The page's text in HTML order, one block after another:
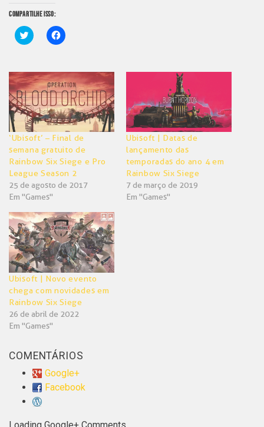
COMPARTILHE ISSO:
Clique
para
em
nova
janela)
Clique
para
em
nova
janela)
‘Ubisoft’ – Final de
semana gratuito de
Rainbow Six Siege e Pro
League Season 2
25 de agosto de 2017
Em "Games"
Ubisoft | Datas de
lançamento das
temporadas do ano 4 em
Rainbow Six Siege
7 de março de 2019
Em "Games"
Ubisoft | Novo evento
chega com novidades em
Rainbow Six Siege
26 de abril de 2022
Em "Games"
COMENTÁRIOS
Google+
Facebook
Loading Google+ Comments ...